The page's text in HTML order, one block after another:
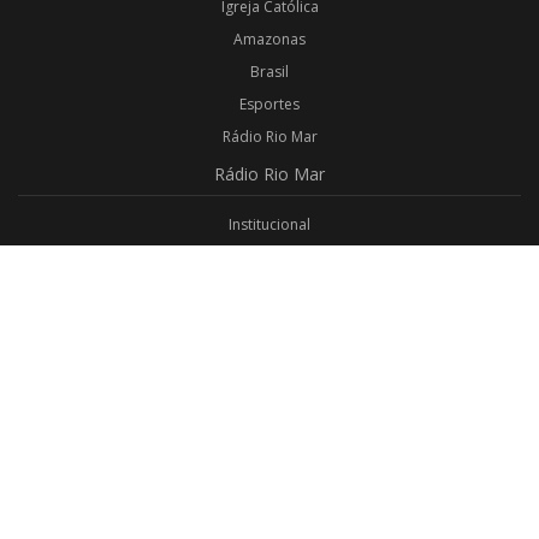
Igreja Católica
Amazonas
Brasil
Esportes
Rádio Rio Mar
Rádio Rio Mar
Institucional